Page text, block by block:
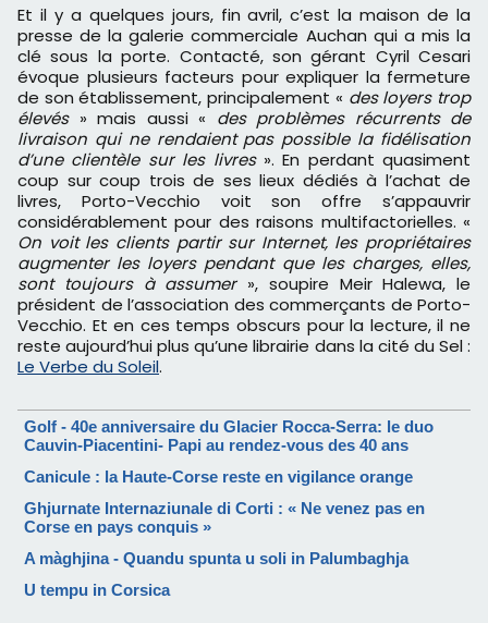
Et il y a quelques jours, fin avril, c’est la maison de la
presse de la galerie commerciale Auchan qui a mis la
clé sous la porte. Contacté, son gérant Cyril Cesari
évoque plusieurs facteurs pour expliquer la fermeture
de son établissement, principalement « des loyers trop
élevés» mais aussi « des problèmes récurrents de
livraison qui ne rendaient pas possible la fidélisation
d’une clientèle sur les livres». En perdant quasiment
coup sur coup trois de ses lieux dédiés à l’achat de
livres, Porto-Vecchio voit son offre s’appauvrir
considérablement pour des raisons multifactorielles. «
On voit les clients partir sur Internet, les propriétaires
augmenter les loyers pendant que les charges, elles,
sont toujours à assumer», soupire Meir Halewa, le
président de l’association des commerçants de Porto-
Vecchio. Et en ces temps obscurs pour la lecture, il ne
reste aujourd’hui plus qu’une librairie dans la cité du Sel :
Le Verbe du Soleil.
Golf - 40e anniversaire du Glacier Rocca-Serra: le duo
Cauvin-Piacentini- Papi au rendez-vous des 40 ans
Canicule : la Haute-Corse reste en vigilance orange
Ghjurnate Internaziunale di Corti : « Ne venez pas en
Corse en pays conquis »
A màghjina - Quandu spunta u soli in Palumbaghja
U tempu in Corsica